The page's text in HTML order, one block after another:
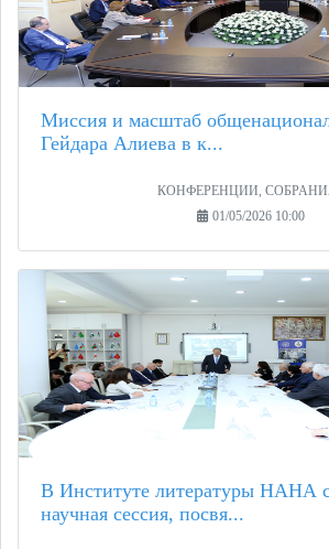
Миссия и масштаб
Гейдара Алиева в к...
КОНФЕРЕНЦИИ,
01/05/2026 10:00
В Институте литературы НАНА
научная сессия, посвя...